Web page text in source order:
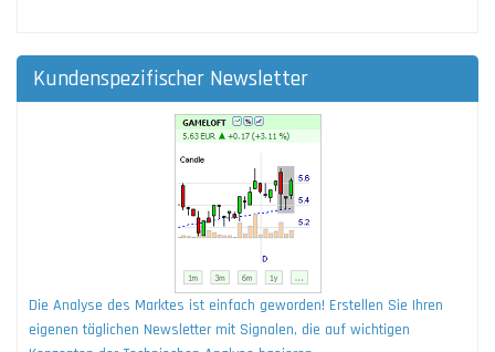
Kundenspezifischer Newsletter
Die Analyse des Marktes ist einfach geworden! Erstellen Sie Ihren
eigenen täglichen Newsletter mit Signalen, die auf wichtigen